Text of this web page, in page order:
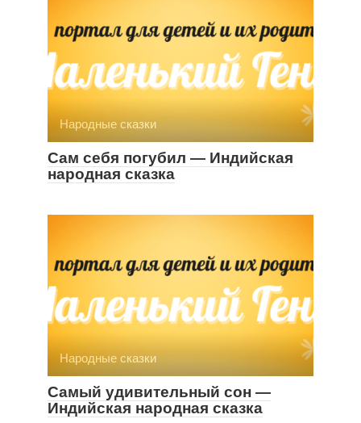
Народные сказки
Сам себя погубил — Индийская
народная сказка
Народные сказки
Самый удивительный сон —
Индийская народная сказка